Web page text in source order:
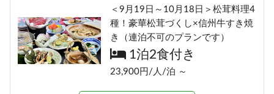
ボリューム満点！変な肉プラン“肉
肉魚！？好きな料理を選べる”（連
泊不可のプランです）
1泊2食付き
16,700円/人/泊 ～
＜9月19日～10月18日＞松茸料理4
種！豪華松茸づくし×信州牛すき焼
き（連泊不可のプランです）
1泊2食付き
23,900円/人/泊 ～